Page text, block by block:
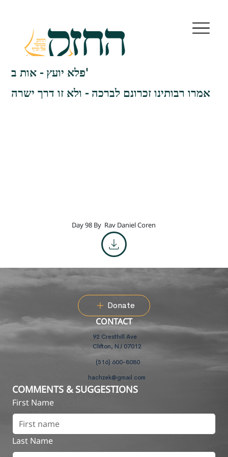
פלא יועץ - אות ב'
אמרו רבותינו זכרונם לברכה - ולא זו דרך ישרה
Day 98 By Rav Daniel Coren
Donate
CONTACT
92 Cresthill Ave
Clifton, NJ 07012
(516) 600-8080
hachzek@gmail.com
COMMENTS & SUGGESTIONS
First Name
Last Name